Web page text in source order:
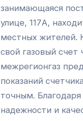
занимающаяся
улице, 117А,
местных жителей.
свой газовый
межрегионгаз
показаний
точным.
надежности и